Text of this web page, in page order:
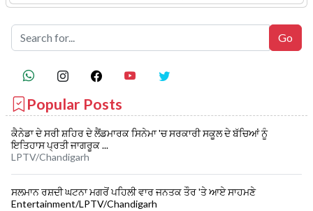
Popular Posts
ਕੈਨੇਡਾ ਦੇ ਸਰੀ ਸ਼ਹਿਰ ਦੇ ਲੈਂਡਮਾਰਕ ਸਿਨੇਮਾ 'ਚ ਸਰਕਾਰੀ ਸਕੂਲ ਦੇ ਬੱਚਿਆਂ ਨੂੰ
ਇਤਿਹਾਸ ਪ੍ਰਤੀ ਜਾਗਰੂਕ ...
LPTV/Chandigarh
ਸਲਮਾਨ ਰਸ਼ਦੀ ਘਟਨਾ ਮਗਰੋਂ ਪਹਿਲੀ ਵਾਰ ਜਨਤਕ ਤੌਰ 'ਤੇ ਆਏ ਸਾਹਮਣੇ
Entertainment/LPTV/Chandigarh